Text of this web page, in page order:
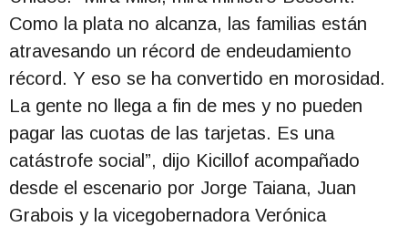
Como la plata no alcanza, las familias están
atravesando un récord de endeudamiento
récord. Y eso se ha convertido en morosidad.
La gente no llega a fin de mes y no pueden
pagar las cuotas de las tarjetas. Es una
catástrofe social”, dijo Kicillof acompañado
desde el escenario por Jorge Taiana, Juan
Grabois y la vicegobernadora Verónica